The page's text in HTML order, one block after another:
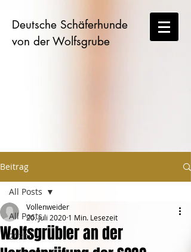
Deutsche Schäferhunde
von der Wolfsgrube
Beitrag
All Posts
2020
All Posts
Wolfsgrübler an der
Vollenweider
20. Juli 2020 1 Min. Lesezeit